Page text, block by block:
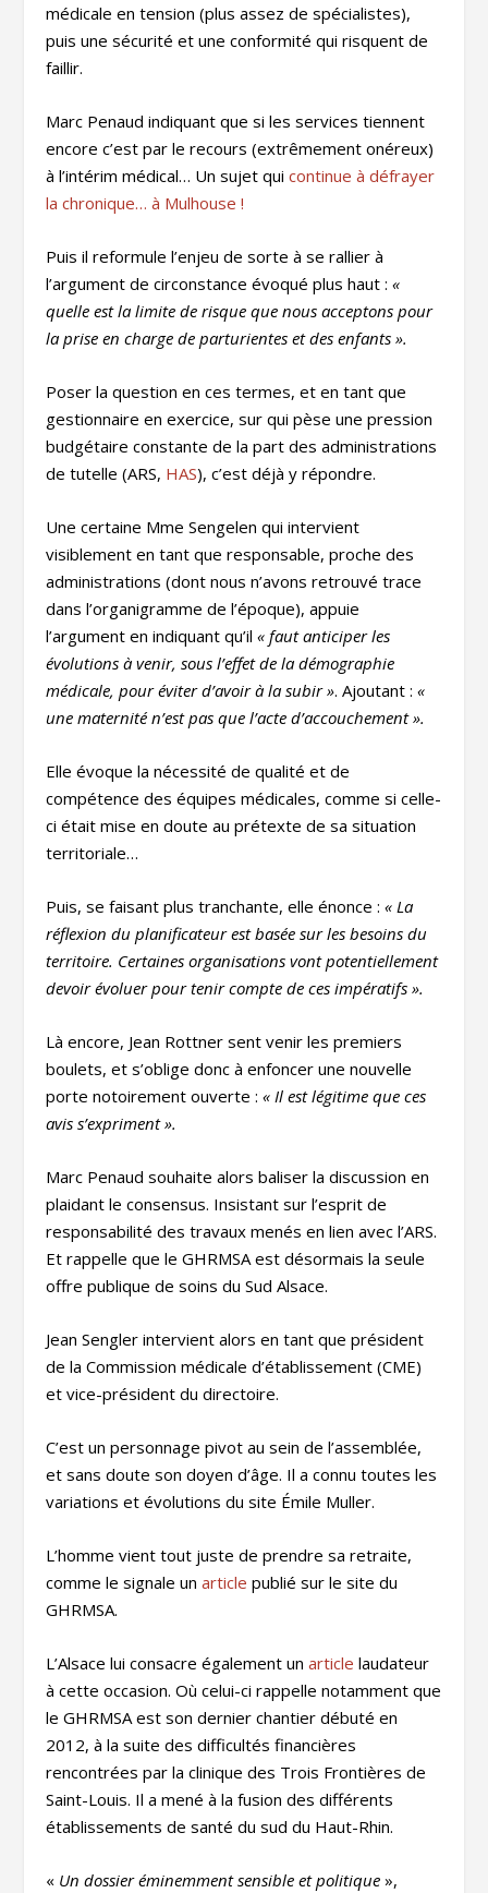
médicale en tension (plus assez de spécialistes),
puis une sécurité et une conformité qui risquent de
faillir.
Marc Penaud indiquant que si les services tiennent
encore c’est par le recours (extrêmement onéreux)
à l’intérim médical… Un sujet quicontinue à défrayer
la chronique… à Mulhouse !
Puis il reformule l’enjeu de sorte à se rallier à
l’argument de circonstance évoqué plus haut :«
quelle est la limite de risque que nous acceptons pour
la prise en charge de parturientes et des enfants ».
Poser la question en ces termes, et en tant que
gestionnaire en exercice, sur qui pèse une pression
budgétaire constante de la part des administrations
de tutelle (ARS, HAS), c’est déjà y répondre.
Une certaine Mme Sengelen qui intervient
visiblement en tant que responsable, proche des
administrations (dont nous n’avons retrouvé trace
dans l’organigramme de l’époque), appuie
l’argument en indiquant qu’il« faut anticiper les
évolutions à venir, sous l’effet de la démographie
médicale, pour éviter d’avoir à la subir ». Ajoutant :«
une maternité n’est pas que l’acte d’accouchement ».
Elle évoque la nécessité de qualité et de
compétence des équipes médicales, comme si celle-
ci était mise en doute au prétexte de sa situation
territoriale…
Puis, se faisant plus tranchante, elle énonce :« La
réflexion du planificateur est basée sur les besoins du
territoire. Certaines organisations vont potentiellement
devoir évoluer pour tenir compte de ces impératifs ».
Là encore, Jean Rottner sent venir les premiers
boulets, et s’oblige donc à enfoncer une nouvelle
porte notoirement ouverte :« Il est légitime que ces
avis s’expriment ».
Marc Penaud souhaite alors baliser la discussion en
plaidant le consensus. Insistant sur l’esprit de
responsabilité des travaux menés en lien avec l’ARS.
Et rappelle que le GHRMSA est désormais la seule
offre publique de soins du Sud Alsace.
Jean Sengler intervient alors en tant que président
de la Commission médicale d’établissement (CME)
et vice-président du directoire.
C’est un personnage pivot au sein de l’assemblée,
et sans doute son doyen d’âge. Il a connu toutes les
variations et évolutions du site Émile Muller.
L’homme vient tout juste de prendre sa retraite,
comme le signale unarticlepublié sur le site du
GHRMSA.
L’Alsace lui consacre également unarticlelaudateur
à cette occasion. Où celui-ci rappelle notamment que
le GHRMSA est son dernier chantier débuté en
2012, à la suite des difficultés financières
rencontrées par la clinique des Trois Frontières de
Saint-Louis. Il a mené à la fusion des différents
établissements de santé du sud du Haut-Rhin.
« Un dossier éminemment sensible et politique »,